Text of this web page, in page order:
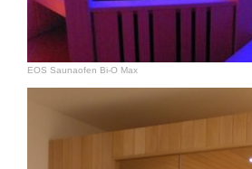
EOS Saunaofen Bi-O Max